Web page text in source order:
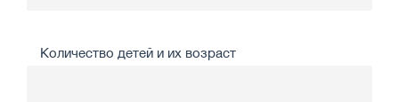
Количество детей и их возраст